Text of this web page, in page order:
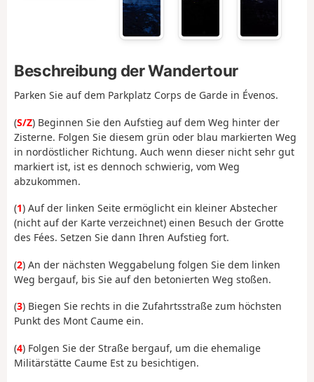
Beschreibung der Wandertour
Parken Sie auf dem Parkplatz Corps de Garde in Évenos.
(S/Z) Beginnen Sie den Aufstieg auf dem Weg hinter der
Zisterne. Folgen Sie diesem grün oder blau markierten Weg
in nordöstlicher Richtung. Auch wenn dieser nicht sehr gut
markiert ist, ist es dennoch schwierig, vom Weg
abzukommen.
(1) Auf der linken Seite ermöglicht ein kleiner Abstecher
(nicht auf der Karte verzeichnet) einen Besuch der Grotte
des Fées. Setzen Sie dann Ihren Aufstieg fort.
(2) An der nächsten Weggabelung folgen Sie dem linken
Weg bergauf, bis Sie auf den betonierten Weg stoßen.
(3) Biegen Sie rechts in die Zufahrtsstraße zum höchsten
Punkt des Mont Caume ein.
(4) Folgen Sie der Straße bergauf, um die ehemalige
Militärstätte Caume Est zu besichtigen.